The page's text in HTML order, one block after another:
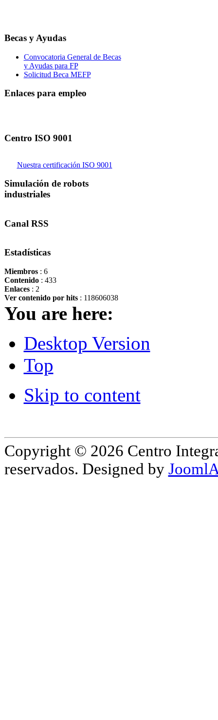
Becas y Ayudas
Convocatoria General de Becas
y Ayudas para FP
Solicitud Beca MEFP
Enlaces para empleo
Centro ISO 9001
Nuestra certificación ISO 9001
Simulación de robots
industriales
Canal RSS
Estadísticas
Miembros: 6
Contenido: 433
Enlaces: 2
Ver contenido por hits: 118606038
You are here:
Desktop Version
Top
Skip to content
Copyright © 2026 Centro
reservados. Designed by